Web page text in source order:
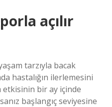
açılır
tarzıyla bacak
hastalığın ilerlemesini
bir ay içinde
başlangıç ​​seviyesine